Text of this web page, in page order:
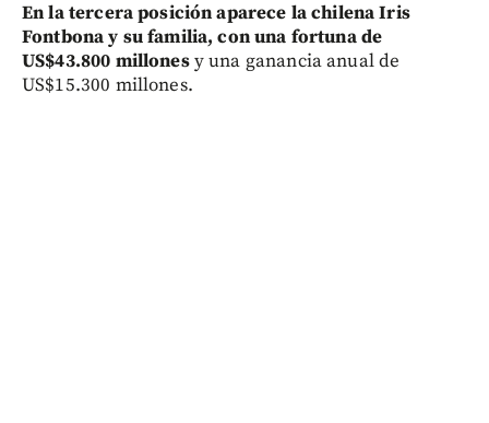
En la tercera posición aparece la chilena Iris
Fontbona y su familia, con una fortuna de
US$43.800 millonesy una ganancia anual de
US$15.300 millones.